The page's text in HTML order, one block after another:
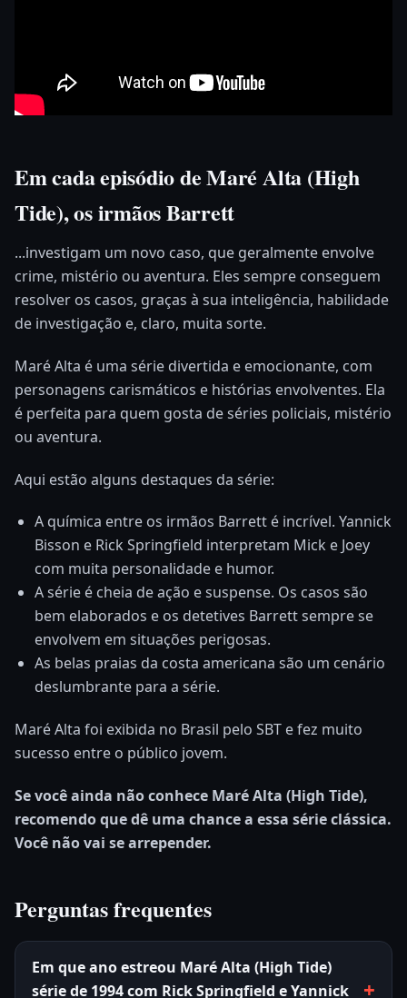
Em cada episódio deMaré Alta (High
Tide), os irmãos Barrett
...investigam um novo caso, que geralmente envolve
crime, mistério ou aventura. Eles sempre conseguem
resolver os casos, graças à sua inteligência, habilidade
de investigação e, claro, muita sorte.
Maré Alta é uma série divertida e emocionante, com
personagens carismáticos e histórias envolventes. Ela
é perfeita para quem gosta de séries policiais, mistério
ou aventura.
Aqui estão alguns destaques da série:
A química entre os irmãos Barrett é incrível. Yannick
Bisson e Rick Springfield interpretam Mick e Joey
com muita personalidade e humor.
A série é cheia de ação e suspense. Os casos são
bem elaborados e os detetives Barrett sempre se
envolvem em situações perigosas.
As belas praias da costa americana são um cenário
deslumbrante para a série.
Maré Alta foi exibida no Brasil pelo SBT e fez muito
sucesso entre o público jovem.
Se você ainda não conhece Maré Alta (High Tide),
recomendo que dê uma chance a essa série clássica.
Você não vai se arrepender.
Perguntas frequentes
Em que ano estreou Maré Alta (High Tide)
série de 1994 com Rick Springfield e Yannick